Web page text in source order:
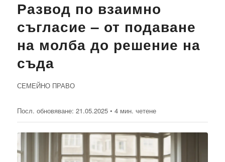
Развод по взаимно
съгласие – от подаване
на молба до решение на
съда
СЕМЕЙНО ПРАВО
Посл. обновяване: 21.05.2025• 4 мин. четене